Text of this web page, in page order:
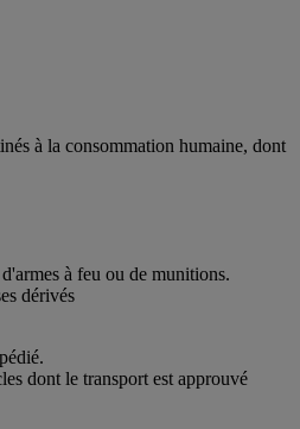
à la consommation humaine, dont
à feu ou de munitions.
dérivés
dont le transport est approuvé